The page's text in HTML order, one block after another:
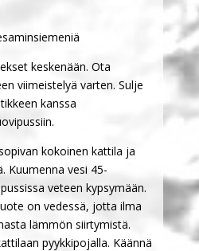
keskenään. Ota
viimeistelyä varten. Sulje
kanssa
kokoinen kattila ja
Kuumenna vesi 45-
veteen kypsymään.
on vedessä, jotta ilma
lämmön siirtymistä.
pyykkipojalla. Käännä